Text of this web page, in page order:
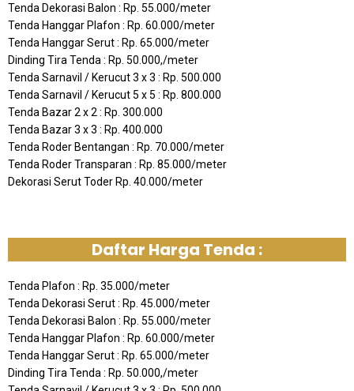
Tenda Dekorasi Balon : Rp. 55.000/meter
Tenda Hanggar Plafon : Rp. 60.000/meter
Tenda Hanggar Serut : Rp. 65.000/meter
Dinding Tira Tenda : Rp. 50.000,/meter
Tenda Sarnavil / Kerucut 3 x 3 : Rp. 500.000
Tenda Sarnavil / Kerucut 5 x 5 : Rp. 800.000
Tenda Bazar 2 x 2 : Rp. 300.000
Tenda Bazar 3 x 3 : Rp. 400.000
Tenda Roder Bentangan : Rp. 70.000/meter
Tenda Roder Transparan : Rp. 85.000/meter
Dekorasi Serut Toder Rp. 40.000/meter
Daftar Harga Tenda :
Tenda Plafon : Rp. 35.000/meter
Tenda Dekorasi Serut : Rp. 45.000/meter
Tenda Dekorasi Balon : Rp. 55.000/meter
Tenda Hanggar Plafon : Rp. 60.000/meter
Tenda Hanggar Serut : Rp. 65.000/meter
Dinding Tira Tenda : Rp. 50.000,/meter